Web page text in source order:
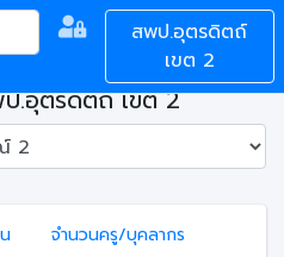
สพป.อุตรดิตถ์
เขต 2
.อุตรดิตถ์ เขต 2
จำนวนครู/บุคลากร